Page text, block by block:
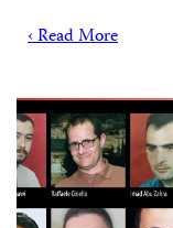
Read More ›